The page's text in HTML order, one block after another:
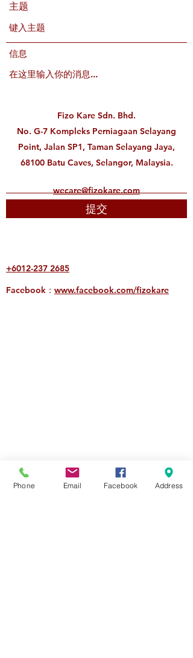
wecare@fizokare.com
Fizo Kare Sdn. Bhd.
No. G-7 Kompleks Perniagaan Selayang
Point, Jalan SP1, Taman Selayang Jaya,
68100 Batu Caves, Selangor, Malaysia.
主题
信息
提交
+6012-237 2685
Facebook： www.facebook.com/fizokare
Phone Email Facebook Address